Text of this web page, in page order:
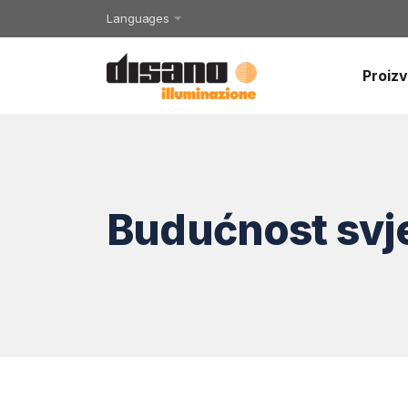
Languages
Budućnost